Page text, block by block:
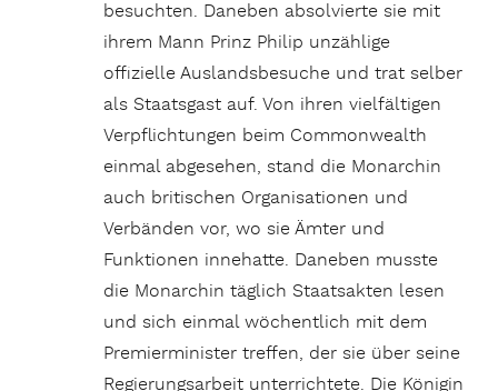
besuchten. Daneben absolvierte sie mit
ihrem Mann Prinz Philip unzählige
offizielle Auslandsbesuche und trat selber
als Staatsgast auf. Von ihren vielfältigen
Verpflichtungen beim Commonwealth
einmal abgesehen, stand die Monarchin
auch britischen Organisationen und
Verbänden vor, wo sie Ämter und
Funktionen innehatte. Daneben musste
die Monarchin täglich Staatsakten lesen
und sich einmal wöchentlich mit dem
Premierminister treffen, der sie über seine
Regierungsarbeit unterrichtete. Die Königin